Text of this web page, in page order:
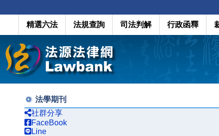
精選六法 法規查詢 司法判解 行政函釋
法學期刊
社群分享
FaceBook
Line